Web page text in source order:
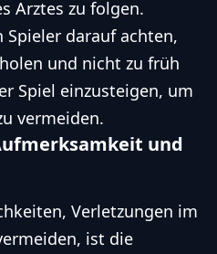
Arztes zu folgen.
darauf achten,
und nicht zu früh
Spiel einzusteigen, um
vermeiden.
und
Verletzungen im
ist die